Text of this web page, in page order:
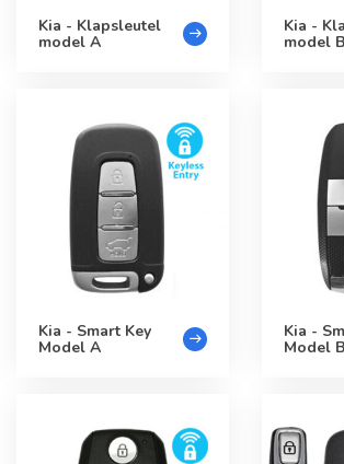
Kia - Klapsleutel
model A
Kia -
model B
Kia - Smart Key
Model A
Kia -
Model B